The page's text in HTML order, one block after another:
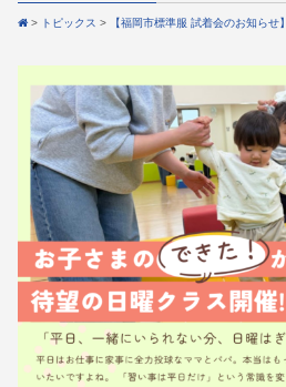
> トピックス > 【福岡市標準服 試着会のお知らせ】